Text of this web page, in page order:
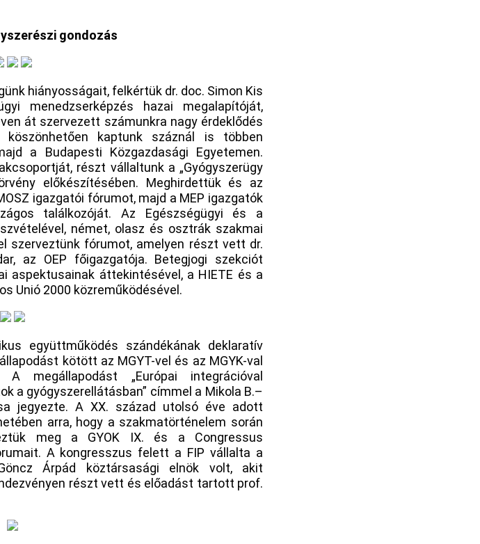
gondozás
hiányosságait, felkértük dr. doc. Simon Kis
menedzserképzés hazai megalapítóját,
át szervezett számunkra nagy érdeklődés
kaptunk száznál is többen
a Budapesti Közgazdasági Egyetemen.
részt vállaltunk a „Gyógyszerügy
előkészítésében. Meghirdettük és az
igazgatói fórumot, majd a MEP igazgatók
találkozóját. Az Egészségügyi és a
német, olasz és osztrák szakmai
szerveztünk fórumot, amelyen részt vett dr.
az OEP főigazgatója. Betegjogi szekciót
aspektusainak áttekintésével, a HIETE és a
Unió 2000 közreműködésével.
együttműködés szándékának deklaratív
kötött az MGYT-vel és az MGYK-val
A megállapodást „Európai integrációval
a gyógyszerellátásban” címmel a Mikola B.–
jegyezte. A XX. század utolsó éve adott
arra, hogy a szakmatörténelem során
meg a GYOK IX. és a Congressus
A kongresszus felett a FIP vállalta a
Árpád köztársasági elnök volt, akit
részt vett és előadást tartott prof.